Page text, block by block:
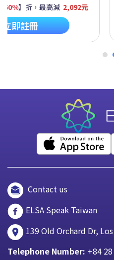
】折，最高減2,092元
即註冊
Contact us
ELSA Speak Taiwan
139 Old Orchard Dr,
Telephone Number: +84